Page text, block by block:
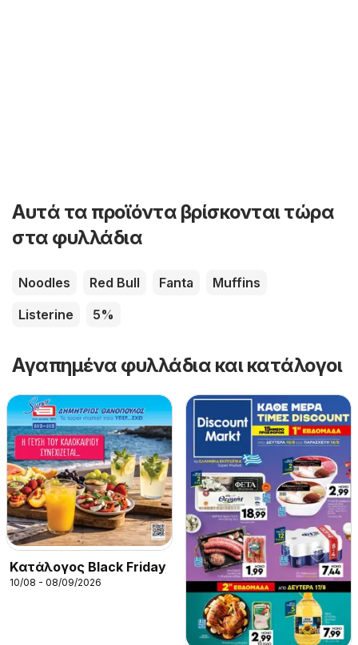
Αυτά τα προϊόντα βρίσκονται τώρα
στα φυλλάδια
Noodles Red Bull Fanta
Muffins
Listerine
5%
Αγαπημένα φυλλάδια και κατάλογοι
Kατάλογος Black Friday
10/08 - 08/09/2026